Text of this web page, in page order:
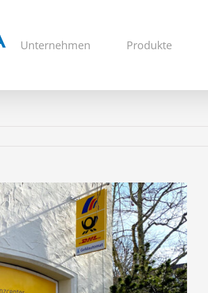
Unternehmen Produkte